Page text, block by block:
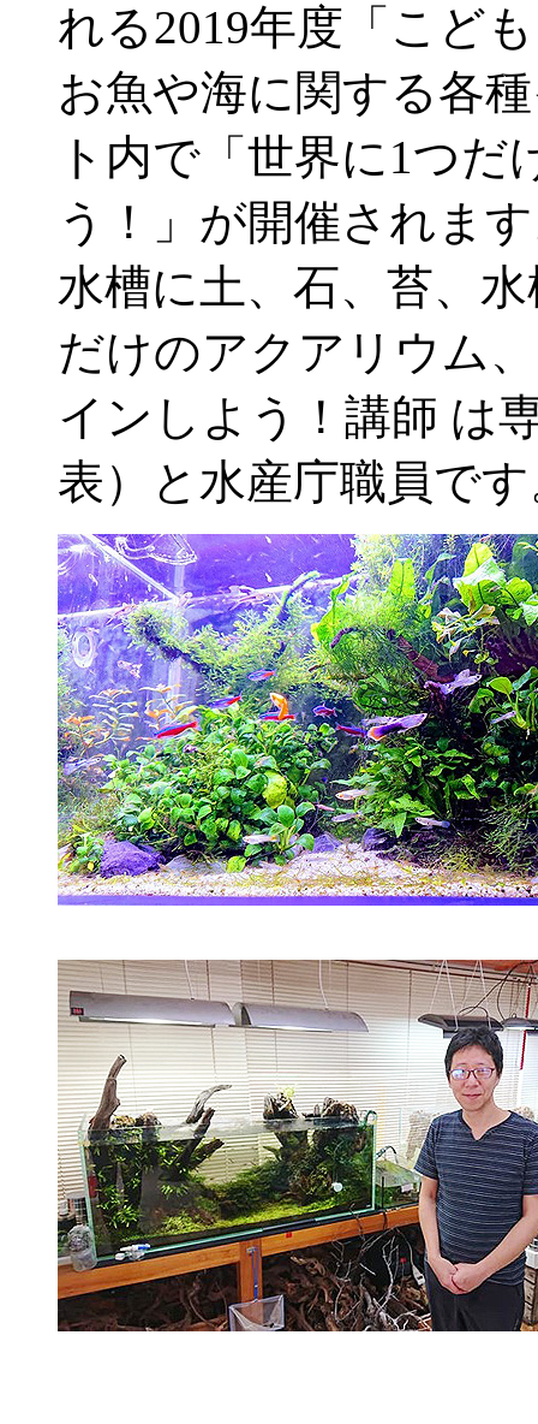
れる2019年度「こど
お魚や海に関する各
ト内で「世界に1つ
う！」が開催されま
水槽に土、石、苔、
だけのアクアリウム
インしよう！講師 は
表）と水産庁職員で